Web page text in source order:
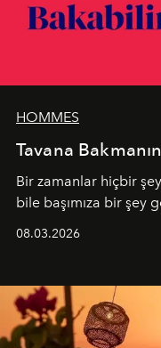
HOMMES
Tavana
Bir zamanlar hiçbir
bile başımıza bir şey
08.03.2026